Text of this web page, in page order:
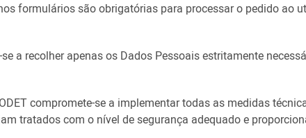
formulários são obrigatórias para processar o pedido ao
a recolher apenas os Dados Pessoais estritamente
compromete-se a implementar todas as medidas
tratados com o nível de segurança adequado e